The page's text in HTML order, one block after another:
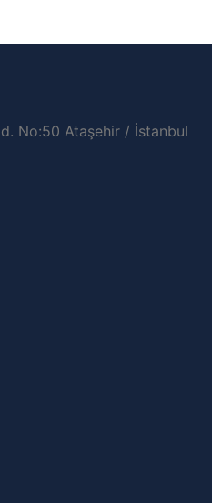
No:50 Ataşehir / İstanbul